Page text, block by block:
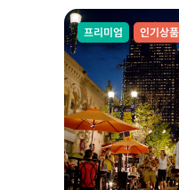
프리미엄 인기상품